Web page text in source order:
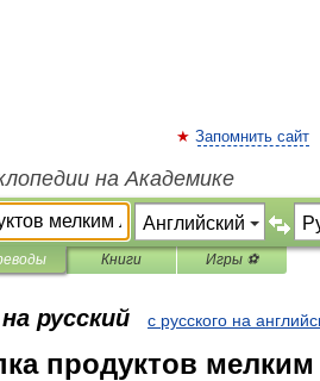
Запомнить сайт
на Академике
Книги Игры ⚽
русский с русского на
продуктов